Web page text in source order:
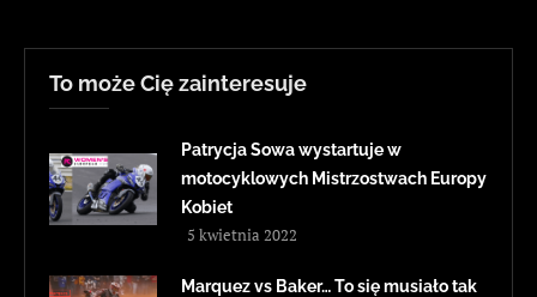
To może Cię zainteresuje
Patrycja Sowa wystartuje w
motocyklowych Mistrzostwach Europy
Kobiet
5 kwietnia 2022
Marquez vs Baker… To się musiało tak